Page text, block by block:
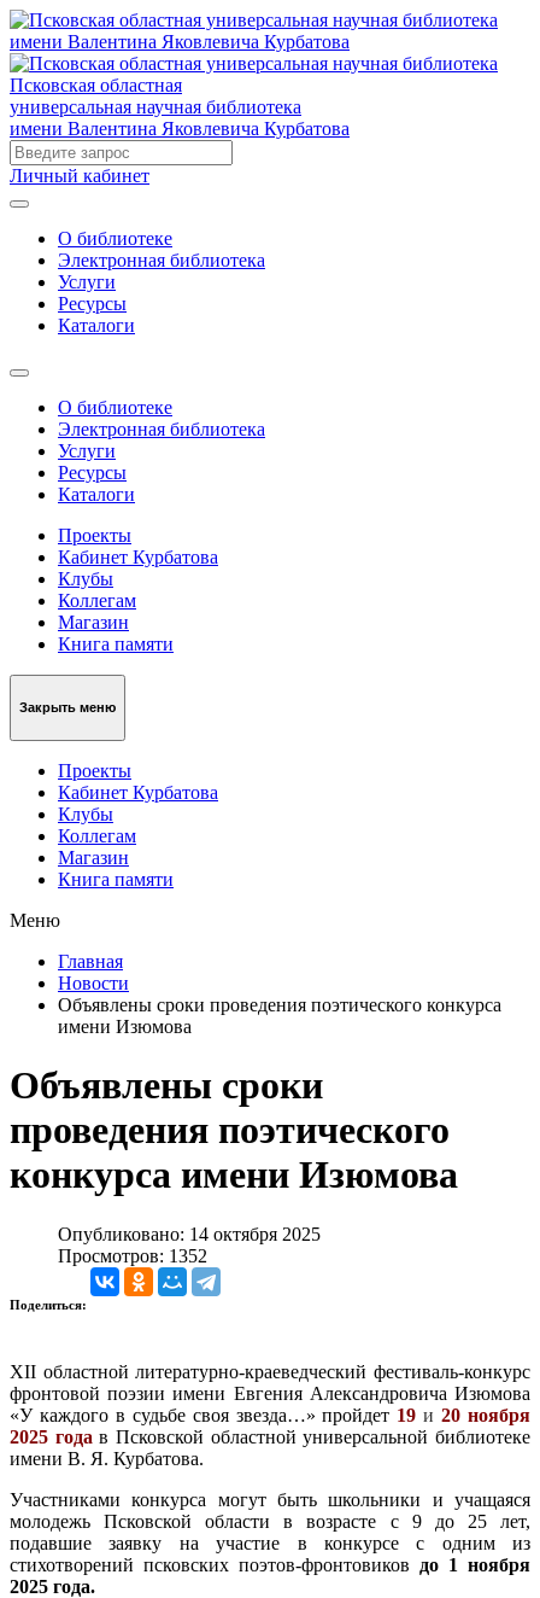
Псковская областная
универсальная научная библиотека
имени Валентина Яковлевича Курбатова
Личный кабинет
О библиотеке
Электронная библиотека
Услуги
Ресурсы
Каталоги
О библиотеке
Электронная библиотека
Услуги
Ресурсы
Каталоги
Проекты
Кабинет Курбатова
Клубы
Коллегам
Магазин
Книга памяти
Закрыть меню
Проекты
Кабинет Курбатова
Клубы
Коллегам
Магазин
Книга памяти
Меню
Главная
Новости
Объявлены сроки проведения поэтического конкурса
имени Изюмова
Объявлены сроки
проведения поэтического
конкурса имени Изюмова
Опубликовано: 14 октября 2025
Просмотров: 1352
Поделиться:
XII областной литературно-краеведческий фестиваль-конкурс
фронтовой поэзии имени Евгения Александровича Изюмова
«У каждого в судьбе своя звезда…» пройдет 19и 20 ноября
2025 года в Псковской областной универсальной библиотеке
имени В. Я. Курбатова.
Участниками конкурса могут быть школьники и учащаяся
молодежь Псковской области в возрасте с 9 до 25 лет,
подавшие заявку на участие в конкурсе с одним из
стихотворений псковских поэтов-фронтовиков до 1 ноября
2025 года.